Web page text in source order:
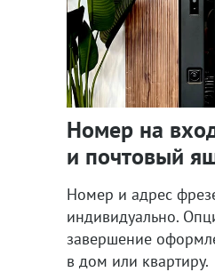
Номер на
и почтовый
Номер и адрес
индивидуально.
завершение
в дом или квартиру.